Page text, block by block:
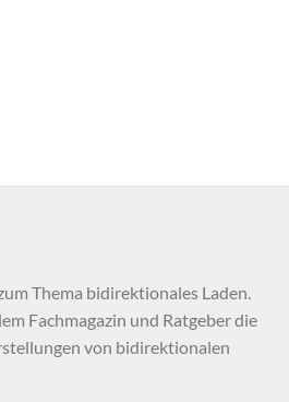
Thema bidirektionales Laden.
Fachmagazin und Ratgeber die
von bidirektionalen